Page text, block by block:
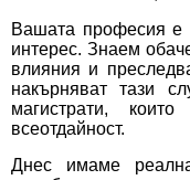
Вашата професия е
интерес. Знаем
влияния и
накърняват тази
магистрати,
всеотдайност.
Днес имаме